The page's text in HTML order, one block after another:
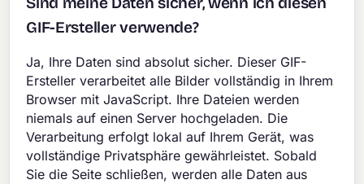
GIF-Ersteller verwende?
Ja, Ihre Daten sind absolut sicher. Dieser GIF-
Ersteller verarbeitet alle Bilder vollständig in Ihrem
Browser mit JavaScript. Ihre Dateien werden
niemals auf einen Server hochgeladen. Die
Verarbeitung erfolgt lokal auf Ihrem Gerät, was
vollständige Privatsphäre gewährleistet. Sobald
Sie die Seite schließen, werden alle Daten aus